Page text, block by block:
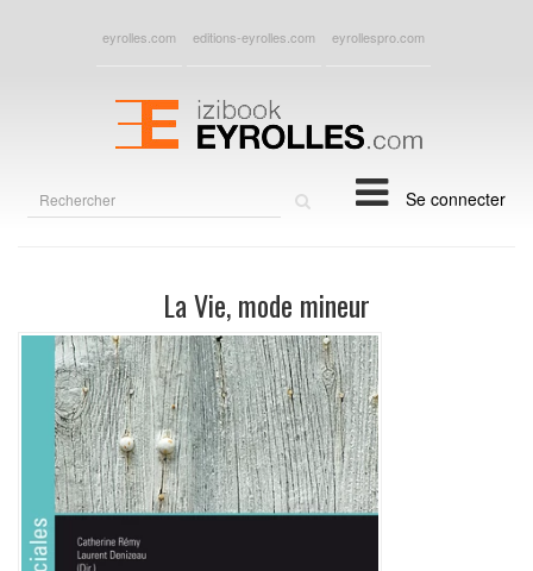
eyrolles.com editions-eyrolles.com eyrollespro.com
Se connecter
La Vie, mode mineur